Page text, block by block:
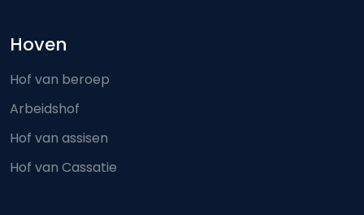
Hoven
Hof van beroep
Arbeidshof
Hof van assisen
Hof van Cassatie